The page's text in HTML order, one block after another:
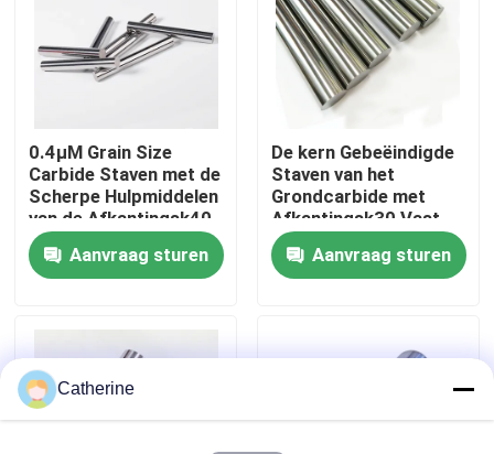
Fabrieksreis
Contacteer ons
Nieuws
de staaf van het wolframcarbide
0.4μM Grain Size
Carbide Staven met de
Scherpe Hulpmiddelen
van de Afkantingsk40
Hoge snelheid
Aanvraag sturen
De kern Gebeëindigde
Staven van het
Grondcarbide met
Afkantingsk30 Vast
lichaam voor
Slijtagedelen
Aanvraag sturen
Catherine